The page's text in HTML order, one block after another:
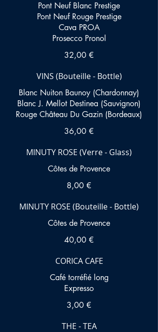
Pont Neuf Blanc Prestige
Pont Neuf Rouge Prestige
Cava PROA
Prosecco Pronol
32,00 €
VINS (Bouteille - Bottle)
Blanc Nuiton Baunoy (Chardonnay)
Blanc J. Mellot Destinea (Sauvignon)
Rouge Château Du Gazin (Bordeaux)
36,00 €
MINUTY ROSE (Verre - Glass)
Côtes de Provence
8,00 €
MINUTY ROSE (Bouteille - Bottle)
Côtes de Provence
40,00 €
CORICA CAFE
Café torréfié long
3,00 €
THE - TEA